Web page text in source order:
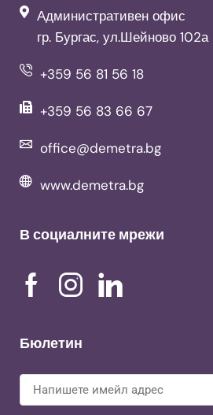
Административен офис
гр. Бургас, ул.Шейново 102а
+359 56 81 56 18
+359 56 83 66 67
office@demetra.bg
www.demetra.bg
В социалните мрежи
Бюлетин